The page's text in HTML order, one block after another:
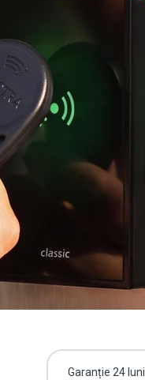
Garanție 24 luni